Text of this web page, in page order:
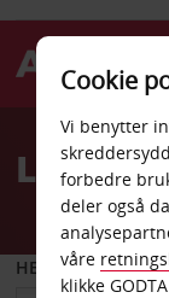
Welcome
AvisLeiebil
HENT FRA
Cookie
Vi benytter
forbedre
deler også
våre
klikke